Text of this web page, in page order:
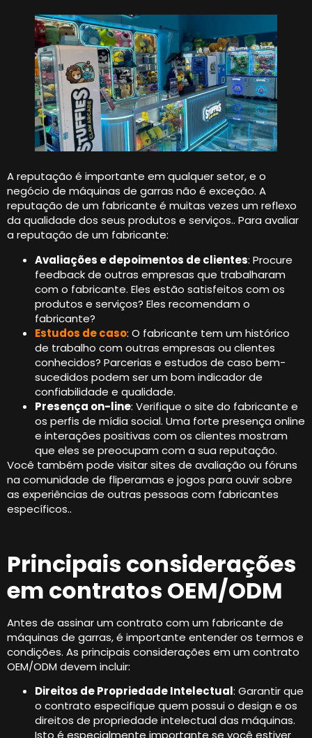
A reputação é importante em qualquer setor, e o
negócio de máquinas de garras não é exceção. A
reputação de um fabricante é muitas vezes um reflexo
da qualidade dos seus produtos e serviços.. Para avaliar
a reputação de um fabricante:
Avaliações e depoimentos de clientes: Procure
feedback de outras empresas que trabalharam
com o fabricante. Eles estão satisfeitos com os
produtos e serviços? Eles recomendam o
fabricante?
Estudos de caso: O fabricante tem um histórico
de trabalho com outras empresas ou clientes
conhecidos? Parcerias e estudos de caso bem-
sucedidos podem ser um bom indicador de
confiabilidade e qualidade.
Presença on-line: Verifique o site do fabricante e
os perfis de mídia social. Uma forte presença online
e interações positivas com os clientes mostram
que eles se preocupam com a sua reputação.
Você também pode visitar sites de avaliação ou fóruns
na comunidade de fliperamas e jogos para ouvir sobre
as experiências de outras pessoas com fabricantes
específicos..
Principais considerações
em contratos OEM/ODM
Antes de assinar um contrato com um fabricante de
máquinas de garras, é importante entender os termos e
condições. As principais considerações em um contrato
OEM/ODM devem incluir:
Direitos de Propriedade Intelectual: Garantir que
o contrato especifique quem possui o design e os
direitos de propriedade intelectual das máquinas.
Isto é especialmente importante se você estiver